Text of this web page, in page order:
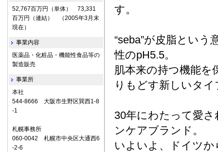
す。
“seba”が皮脂とい
性のpH5.5。
肌本来の持つ機能
りもどす新しいタ
30年にわたって愛
ンケアブランド。
いよいよ、ドイツか
52,767百万円（単体） 73,331
百万円（連結） （2005年3月末
現在）
事業内容
医薬品・化粧品・機能性食品等の
製造販売
事業所
本社
544-8666 大阪市生野区巽西1-8
-1
札幌事務所
060-0042 札幌市中央区大通西6
-2-6